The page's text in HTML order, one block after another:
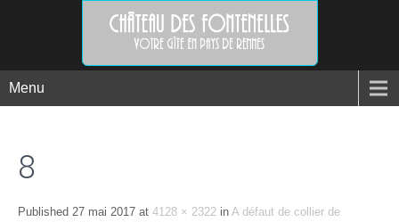
Menu
8
Published 27 mai 2017 at 4128 × 2322 in A défaut de collier de